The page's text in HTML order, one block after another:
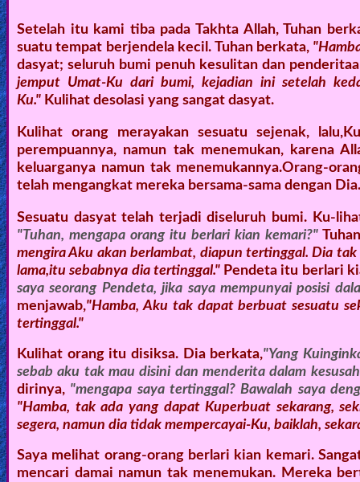
Setelah itu kami tiba pada Takhta Allah, Tuhan
suatu tempat berjendela kecil. Tuhan berkata,
dasyat; seluruh bumi penuh kesulitan dan
jemput Umat-Ku dari bumi, kejadian ini setelah
Ku." Kulihat desolasi yang sangat dasyat.
Kulihat orang merayakan sesuatu sejenak,
perempuannya, namun tak menemukan, karena
keluarganya namun tak menemukannya.Orang-
telah mengangkat mereka bersama-sama dengan Dia.
Sesuatu dasyat telah terjadi diseluruh bumi. Ku-
"Tuhan, mengapa orang itu berlari kian kemari?"
mengira Aku akan berlambat, diapun tertinggal. Dia
lama,itu sebabnya dia tertinggal."Pendeta itu berlari
saya seorang Pendeta, jika saya mempunyai posisi
menjawab,"Hamba, Aku tak dapat berbuat sesuatu
tertinggal."
Kulihat orang itu disiksa. Dia berkata,"Yang
sebab aku tak mau disini dan menderita dalam
dirinya, "mengapa saya tertinggal? Bawalah saya
"Hamba, tak ada yang dapat Kuperbuat sekarang,
segera, namun dia tidak mempercayai-Ku, baiklah,
Saya melihat orang-orang berlari kian kemari.
mencari damai namun tak menemukan. Mereka